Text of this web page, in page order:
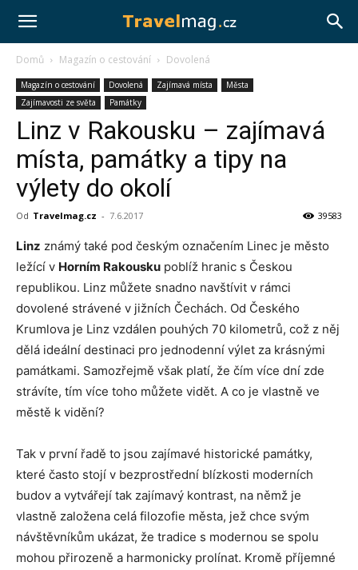
Travelmag.cz
Domů Magazín o cestování Dovolená
Magazín o cestování Dovolená Zajímavá místa
Města
Zajímavosti ze světa
Památky
Linz v Rakousku – zajímavá
místa, památky a tipy na
výlety do okolí
Od Travelmag.cz - 7.6.2017 39583
Linz známý také pod českým označením Linec je město
ležící v Horním Rakousku poblíž hranic s Českou
republikou. Linz můžete snadno navštívit v rámci
dovolené strávené v jižních Čechách. Od Českého
Krumlova je Linz vzdálen pouhých 70 kilometrů, což z něj
dělá ideální destinaci pro jednodenní výlet za krásnými
památkami. Samozřejmě však platí, že čím více dní zde
strávíte, tím více toho můžete vidět. A co je vlastně ve
městě k vidění?
Tak v první řadě to jsou zajímavé historické památky,
které často stojí v bezprostřední blízkosti moderních
budov a vytvářejí tak zajímavý kontrast, na němž je
vlastně založena celá filozofie města, jež chce svým
návštěvníkům ukázat, že tradice s modernou se spolu
mohou přirozeně a harmonicky prolínat. Kromě příjemné